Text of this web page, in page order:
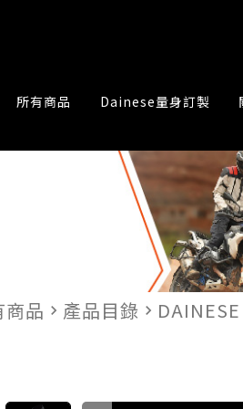
所有商品 Dainese量身訂製
商品 navigate_next 產品目錄 navigate_next DAINESE